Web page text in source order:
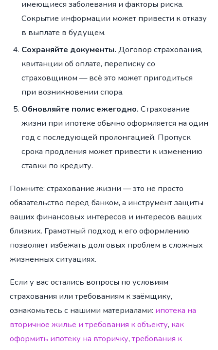
имеющиеся заболевания и факторы риска.
Сокрытие информации может привести к отказу
в выплате в будущем.
Сохраняйте документы. Договор страхования,
квитанции об оплате, переписку со
страховщиком — всё это может пригодиться
при возникновении спора.
Обновляйте полис ежегодно. Страхование
жизни при ипотеке обычно оформляется на один
год с последующей пролонгацией. Пропуск
срока продления может привести к изменению
ставки по кредиту.
Помните: страхование жизни — это не просто
обязательство перед банком, а инструмент защиты
ваших финансовых интересов и интересов ваших
близких. Грамотный подход к его оформлению
позволяет избежать долговых проблем в сложных
жизненных ситуациях.
Если у вас остались вопросы по условиям
страхования или требованиям к заёмщику,
ознакомьтесь с нашими материалами: ипотека на
вторичное жильё и требования к объекту, как
оформить ипотеку на вторичку,требования к